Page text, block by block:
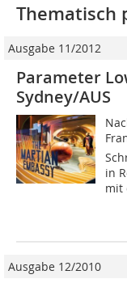
Thematisch
Ausgabe 11/2012
Parameter
Sydney/AUS
in
mit
Ausgabe 12/2010